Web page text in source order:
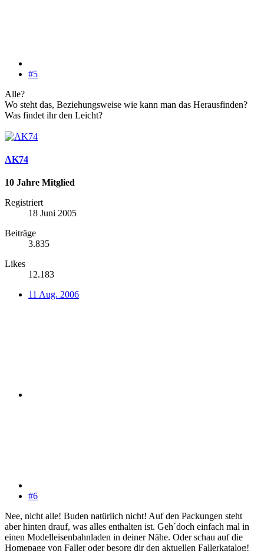
#5
Alle?
Wo steht das, Beziehungsweise wie kann man das Herausfinden?
Was findet ihr den Leicht?
AK74
10 Jahre Mitglied
Registriert
18 Juni 2005
Beiträge
3.835
Likes
12.183
11 Aug. 2006
#6
Nee, nicht alle! Buden natürlich nicht! Auf den Packungen steht
aber hinten drauf, was alles enthalten ist. Geh´doch einfach mal in
einen Modelleisenbahnladen in deiner Nähe. Oder schau auf die
Homepage von Faller oder besorg dir den aktuellen Fallerkatalog!